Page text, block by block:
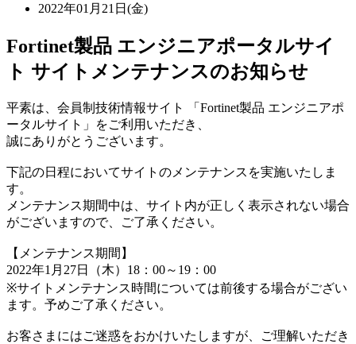
2022年01月21日(金)
Fortinet製品 エンジニアポータルサイ
ト サイトメンテナンスのお知らせ
平素は、会員制技術情報サイト 「Fortinet製品 エンジニアポ
ータルサイト」をご利用いただき、
誠にありがとうございます。
下記の日程においてサイトのメンテナンスを実施いたしま
す。
メンテナンス期間中は、サイト内が正しく表示されない場合
がございますので、ご了承ください。
【メンテナンス期間】
2022年1月27日（木）18：00～19：00
※サイトメンテナンス時間については前後する場合がござい
ます。予めご了承ください。
お客さまにはご迷惑をおかけいたしますが、ご理解いただき